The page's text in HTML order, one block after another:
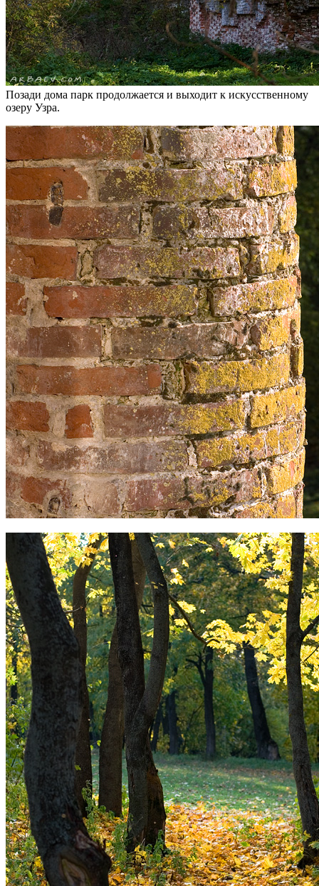
Позади дома парк продолжается и выходит к искусственному
озеру Узра.